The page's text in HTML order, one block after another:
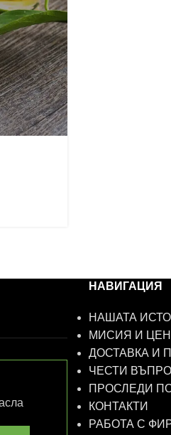
НАВИГАЦИЯ
НАШАТА
МИСИЯ И
ДОСТАВКА И
ЧЕСТИ
ПРОСЛЕДИ
КОНТАКТИ
РАБОТА С